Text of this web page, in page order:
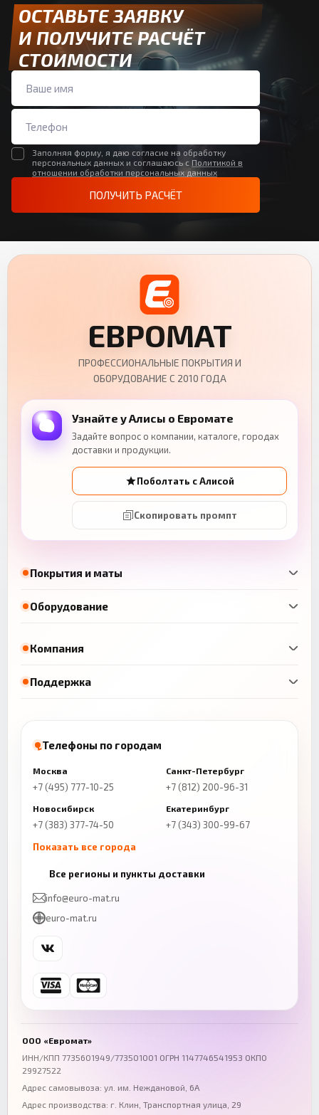
ОСТАВЬТЕ ЗАЯВКУ
И ПОЛУЧИТЕ РАСЧЁТ
СТОИМОСТИ
Заполняя форму, я даю согласие на обработку
персональных данных и соглашаюсь с Политикой в
отношении обработки персональных данных
ПОЛУЧИТЬ РАСЧЁТ
Покрытия и маты
Оборудование
ЕВРОМАТ
ПРОФЕССИОНАЛЬНЫЕ ПОКРЫТИЯ И
ОБОРУДОВАНИЕ С 2010 ГОДА
Узнайте у Алисы о Евромате
Задайте вопрос о компании, каталоге, городах
доставки и продукции.
Поболтать с Алисой
Скопировать промпт
Компания
Поддержка
Телефоны по городам
Москва
+7 (495) 777-10-25
Санкт-Петербург
+7 (812) 200-96-31
Новосибирск
+7 (383) 377-74-50
Екатеринбург
+7 (343) 300-99-67
Показать все города
+7 (843) 206-01-30
Челябинск
+7 (343) 300-99-67
Ростов-на-Дону
+7 (863) 333-50-75
Волгоград
+7 (844) 261-36-12
Омск
Все регионы и пункты доставки
info@euro-mat.ru
euro-mat.ru
ООО «Евромат»
ИНН/КПП 7735601949/773501001 ОГРН 1147746541953 ОКПО
29927522
Адрес самовывоза: ул. им. Неждановой, 6А
Адрес производства: г. Клин, Транспортная улица, 29